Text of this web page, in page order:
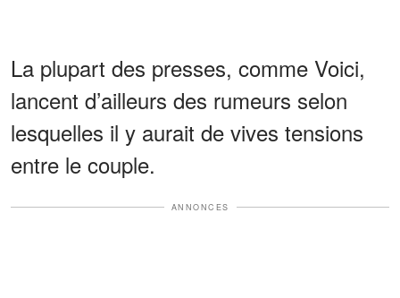
La plupart des presses, comme Voici,
lancent d’ailleurs des rumeurs selon
lesquelles il y aurait de vives tensions
entre le couple.
ANNONCES